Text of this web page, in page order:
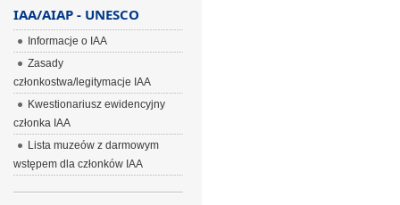
IAA/AIAP - UNESCO
Informacje o IAA
Zasady
członkostwa/legitymacje IAA
Kwestionariusz ewidencyjny
członka IAA
Lista muzeów z darmowym
wstępem dla członków IAA